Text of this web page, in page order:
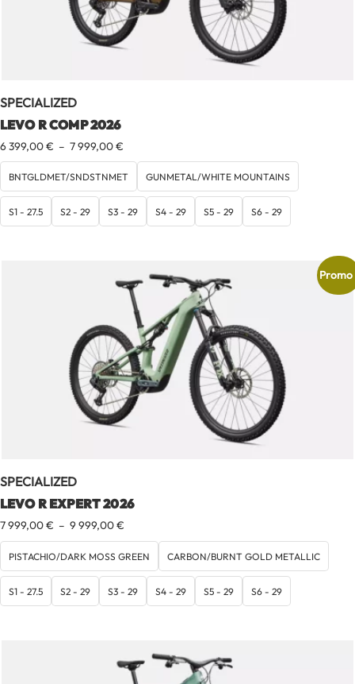
SPECIALIZED
LEVO R COMP 2026
6 399,00€ – 7 999,00€
de
prix :
6
399,00 €
à
BNTGLDMET/SNDSTNMET GUNMETAL/WHITE MOUNTAINS
S1 - 27.5 S2 - 29 S3 - 29 S4 - 29 S5 - 29 S6 - 29
Promo
SPECIALIZED
LEVO R EXPERT 2026
7 999,00€ – 9 999,00€
de
prix :
7
999,00 €
à
PISTACHIO/DARK MOSS GREEN CARBON/BURNT GOLD METALLIC
S1 - 27.5 S2 - 29 S3 - 29 S4 - 29 S5 - 29 S6 - 29